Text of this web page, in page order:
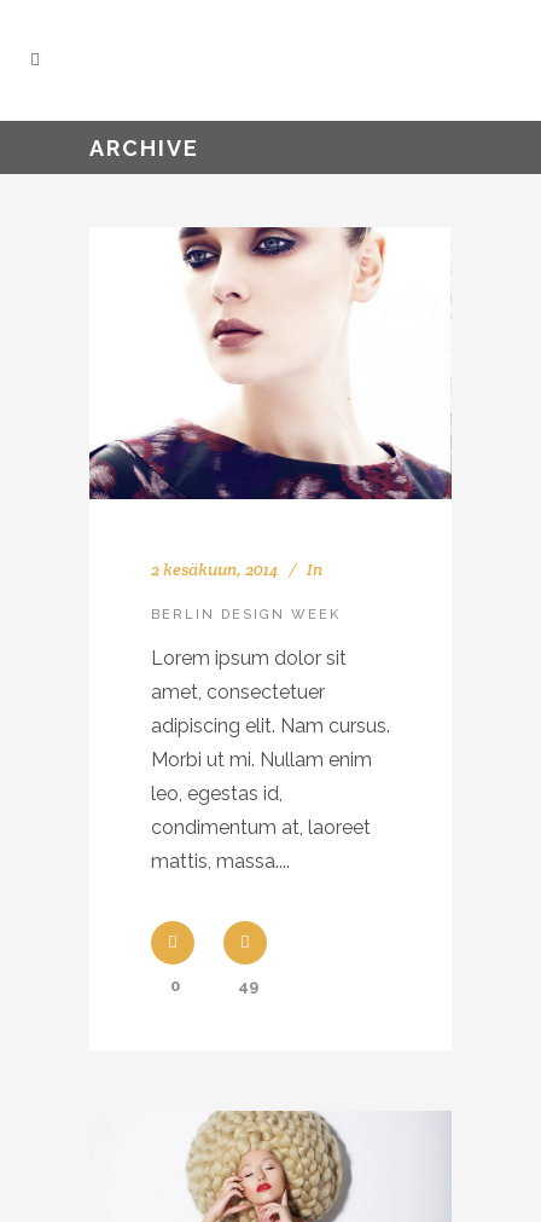
ARCHIVE
2 kesäkuun, 2014 In
BERLIN DESIGN WEEK
Lorem ipsum dolor sit
amet, consectetuer
adipiscing elit. Nam cursus.
Morbi ut mi. Nullam enim
leo, egestas id,
condimentum at, laoreet
mattis, massa....
0 49